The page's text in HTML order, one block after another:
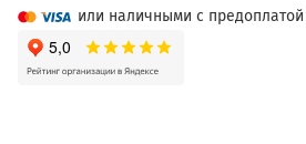
или наличными с предоплатой